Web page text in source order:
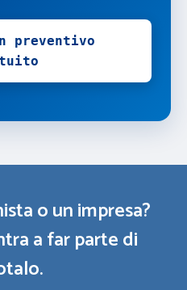
preventivo
o un impresa?
a far parte di